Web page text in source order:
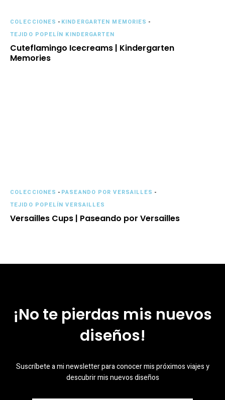
COLECCIONES - KINDERGARTEN MEMORIES -
TEJIDO POPELÍN KINDERGARTEN
Cuteflamingo Icecreams | Kindergarten
Memories
COLECCIONES - PASEANDO POR VERSAILLES -
TEJIDO POPELÍN VERSAILLES
Versailles Cups | Paseando por Versailles
¡No te pierdas mis nuevos
diseños!
Suscríbete a mi newsletter para conocer mis próximos viajes y
descubrir mis nuevos diseños